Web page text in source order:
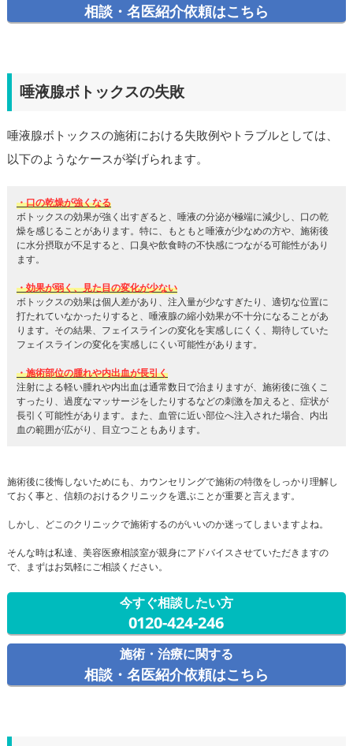
相談・名医紹介依頼はこちら
唾液腺ボトックスの失敗
唾液腺ボトックスの施術における失敗例やトラブルとしては、
以下のようなケースが挙げられます。
・口の乾燥が強くなる
ボトックスの効果が強く出すぎると、唾液の分泌が極端に減少し、口の乾
燥を感じることがあります。特に、もともと唾液が少なめの方や、施術後
に水分摂取が不足すると、口臭や飲食時の不快感につながる可能性があり
ます。
・効果が弱く、見た目の変化が少ない
ボトックスの効果は個人差があり、注入量が少なすぎたり、適切な位置に
打たれていなかったりすると、唾液腺の縮小効果が不十分になることがあ
ります。その結果、フェイスラインの変化を実感しにくく、期待していた
フェイスラインの変化を実感しにくい可能性があります。
・施術部位の腫れや内出血が長引く
注射による軽い腫れや内出血は通常数日で治まりますが、施術後に強くこ
すったり、過度なマッサージをしたりするなどの刺激を加えると、症状が
長引く可能性があります。また、血管に近い部位へ注入された場合、内出
血の範囲が広がり、目立つこともあります。
施術後に後悔しないためにも、カウンセリングで施術の特徴をしっかり理解し
ておく事と、信頼のおけるクリニックを選ぶことが重要と言えます。
しかし、どこのクリニックで施術するのがいいのか迷ってしまいますよね。
そんな時は私達、美容医療相談室が親身にアドバイスさせていただきますの
で、まずはお気軽にご相談ください。
今すぐ相談したい方
0120-424-246
施術・治療に関する
相談・名医紹介依頼はこちら